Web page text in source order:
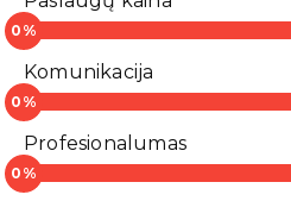
Komunikacija
Profesionalumas